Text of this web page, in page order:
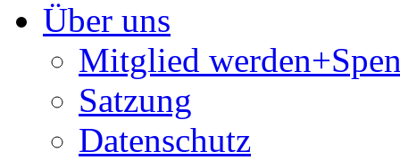
Über uns
Mitglied
Satzung
Datenschutz